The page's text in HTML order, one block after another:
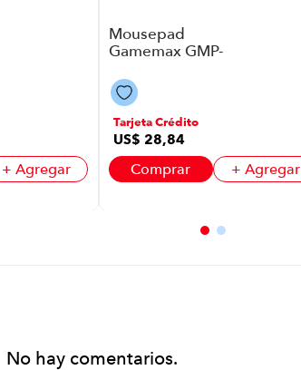
+ Agregar
Mousepad
Gamemax GMP-
Negro
Tarjeta Crédito
US$ 28,84
Comprar + Agregar
No hay comentarios.